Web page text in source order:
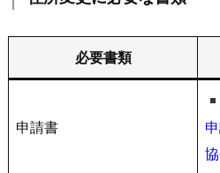
必要書類
申請書